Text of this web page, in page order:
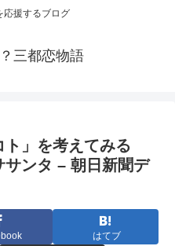
応援するブログ
三都恋物語
」を考えてみる
ンタ – 朝日新聞デ
はてブ